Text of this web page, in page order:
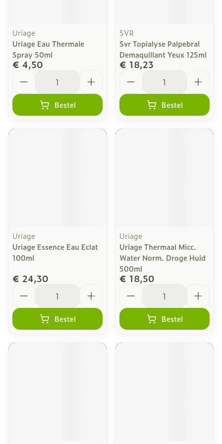
Uriage
Uriage Eau Thermale
Spray 50ml
€ 4,50
Bestel
SVR
Svr Topialyse Palpebral
Demaquillant Yeux 125ml
€ 18,23
Bestel
Uriage
Uriage Essence Eau Eclat
100ml
€ 24,30
Bestel
Uriage
Uriage Thermaal Micc.
Water Norm. Droge Huid
500ml
€ 18,50
Bestel